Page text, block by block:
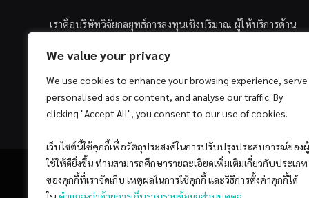
We value your privacy
We use cookies to enhance your browsing experience, serve
personalised ads or content, and analyse our traffic. By
clicking "Accept All", you consent to our use of cookies.
เว็บไซต์นี้ใช้คุกกี้เพื่อวัตถุประสงค์ในการปรับปรุงประสบการณ์ของผู้
ใช้ให้ดียิ่งขึ้น ท่านสามารถศึกษารายละเอียดเพิ่มเติมเกี่ยวกับประเภท
ของคุกกี้ที่เราจัดเก็บ เหตุผลในการใช้คุกกี้ และวิธีการตั้งค่าคุกกี้ได้
เราคือบริษัทวิจัยกลยุทธ์การลงทุนเชิงปริมาณ ผู้ให้บริการด้าน
ส่วนบุคคล ซึ่งมีเป้าหมายที่จะช่วยเหลือให้นักลงทุนไทย
ด้วยแนวคิดและกระบวนการลงทุนอย่างเป็นระบบแบบ
Quantitative & Systematic Investing